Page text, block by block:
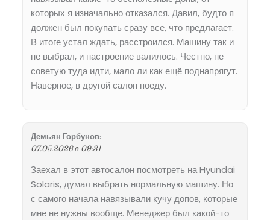
которых я изначально отказался. Давил, будто я
должен был покупать сразу все, что предлагает.
В итоге устал ждать, расстроился. Машину так и
не выбрал, и настроение валилось. Честно, не
советую туда идти, мало ли как ещё поднапрягут.
Наверное, в другой салон поеду.
Демьян Горбунов:
07.05.2026 в 09:31
Заехал в этот автосалон посмотреть на Hyundai
Solaris, думал выбрать нормальную машину. Но
с самого начала навязывали кучу допов, которые
мне не нужны вообще. Менеджер был какой-то